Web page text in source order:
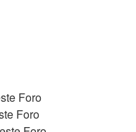
Foro
Foro